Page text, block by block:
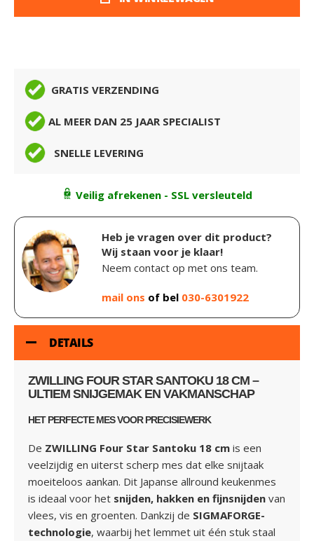
GRATIS VERZENDING
AL MEER DAN 25 JAAR SPECIALIST
SNELLE LEVERING
Veilig afrekenen - SSL versleuteld
Heb je vragen over dit product?
Wij staan voor je klaar!
Neem contact op met ons team.
mail ons of bel 030-6301922
DETAILS
ZWILLING FOUR STAR SANTOKU 18 CM –
ULTIEM SNIJGEMAK EN VAKMANSCHAP
HET PERFECTE MES VOOR PRECISIEWERK
De ZWILLING Four Star Santoku 18 cm is een
veelzijdig en uiterst scherp mes dat elke snijtaak
moeiteloos aankan. Dit Japanse allround keukenmes
is ideaal voor het snijden, hakken en fijnsnijden van
vlees, vis en groenten. Dankzij de SIGMAFORGE-
technologie, waarbij het lemmet uit één stuk staal